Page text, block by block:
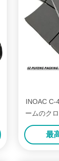
INOAC C-
ームのク
最